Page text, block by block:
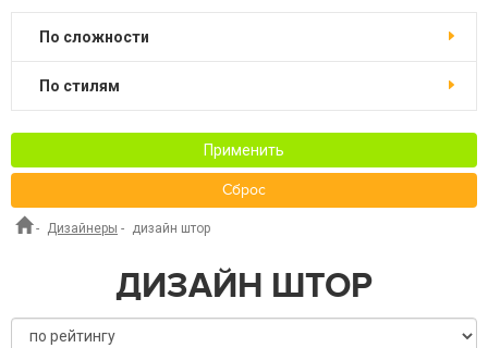
по сложности
по стилям
Применить
Сброс
- Дизайнеры - дизайн штор
ДИЗАЙН ШТОР